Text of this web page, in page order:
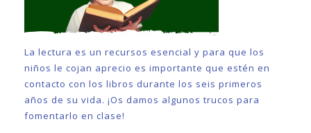
La lectura es un recursos esencial y para que los
niños le cojan aprecio es importante que estén en
contacto con los libros durante los seis primeros
años de su vida. ¡Os damos algunos trucos para
fomentarlo en clase!